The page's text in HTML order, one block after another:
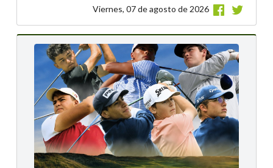
Viernes, 07 de agosto de 2026